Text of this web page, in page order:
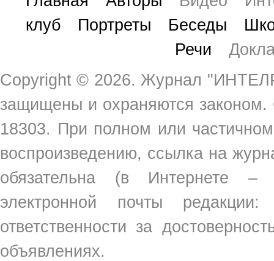
клуб
Портреты Беседы
Речи
Copyright © 2026. Журнал
защищены и охраняются
18303. При полном или
воспроизведению, ссылка на
обязательна (в Интернете
электронной почты
ответственности за
объявлениях.